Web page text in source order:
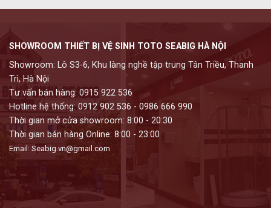
SHOWROOM THIẾT BỊ VỆ SINH TOTO SEABIG HÀ NỘI
Showroom: Lô S3-6, Khu làng nghề tập trung Tân Triều, Thanh
Trì, Hà Nội
Tư vấn bán hàng: 0915 922 536
Hotline hệ thống: 0912 902 536 - 0986 666 990
Thời gian mở cửa showroom: 8:00 - 20:30
Thời gian bán hàng Online: 8:00 - 23:00
Email: Seabig.vn@gmail.com